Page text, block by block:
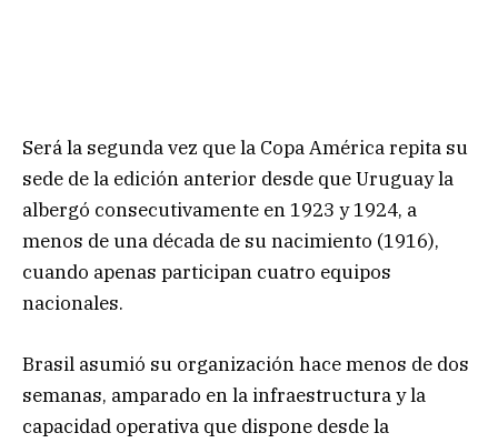
Será la segunda vez que la Copa América repita su
sede de la edición anterior desde que Uruguay la
albergó consecutivamente en 1923 y 1924, a
menos de una década de su nacimiento (1916),
cuando apenas participan cuatro equipos
nacionales.
Brasil asumió su organización hace menos de dos
semanas, amparado en la infraestructura y la
capacidad operativa que dispone desde la